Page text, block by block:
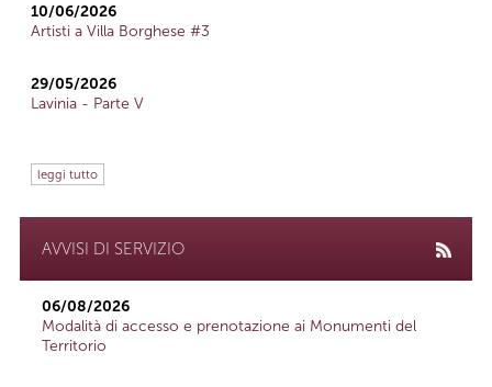
10/06/2026
Artisti a Villa Borghese #3
29/05/2026
Lavinia - Parte V
leggi tutto
AVVISI DI SERVIZIO
06/08/2026
Modalità di accesso e prenotazione ai Monumenti del
Territorio